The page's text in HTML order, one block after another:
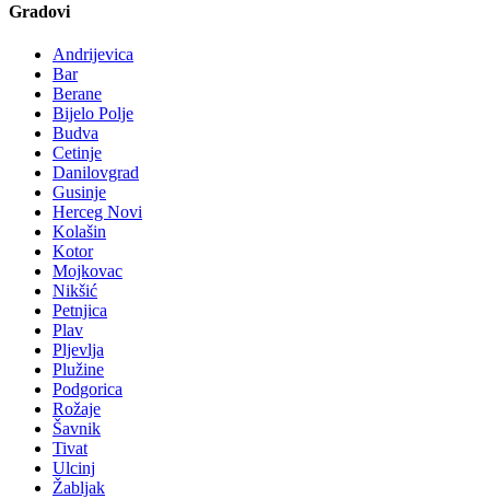
Gradovi
Andrijevica
Bar
Berane
Bijelo Polje
Budva
Cetinje
Danilovgrad
Gusinje
Herceg Novi
Kolašin
Kotor
Mojkovac
Nikšić
Petnjica
Plav
Pljevlja
Plužine
Podgorica
Rožaje
Šavnik
Tivat
Ulcinj
Žabljak